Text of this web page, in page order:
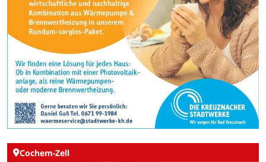
Cochem-Zell